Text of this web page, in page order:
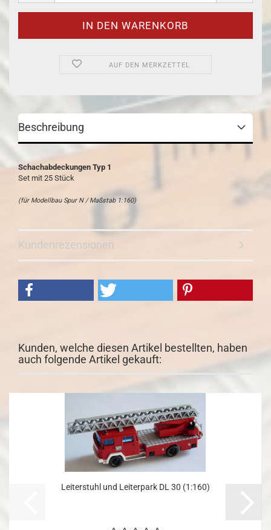
AUF DEN MERKZETTEL
Beschreibung
Schachabdeckungen Typ 1
Set mit 25 Stück
(für Modellbau Spur N / Maßstab 1:160)
Kundenrezensionen
Kunden, welche diesen Artikel bestellten, haben
auch folgende Artikel gekauft:
Leiterstuhl und Leiterpark DL 30 (1:160)